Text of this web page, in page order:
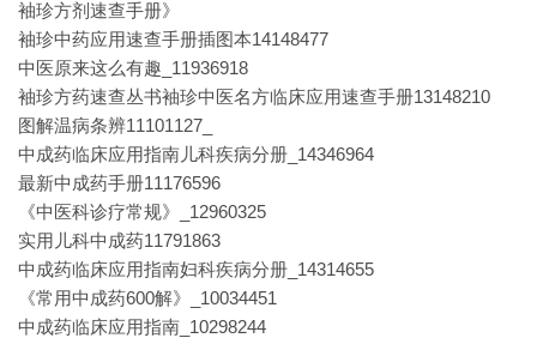
袖珍方剂速查手册》
袖珍中药应用速查手册插图本14148477
中医原来这么有趣_11936918
袖珍方药速查丛书袖珍中医名方临床应用速查手册13148210
图解温病条辨11101127_
中成药临床应用指南儿科疾病分册_14346964
最新中成药手册11176596
《中医科诊疗常规》_12960325
实用儿科中成药11791863
中成药临床应用指南妇科疾病分册_14314655
《常用中成药600解》_10034451
中成药临床应用指南_10298244